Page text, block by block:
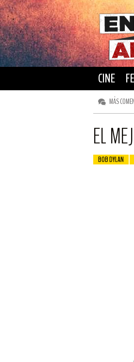
CINE
MÁS
EL
BOB DYLAN